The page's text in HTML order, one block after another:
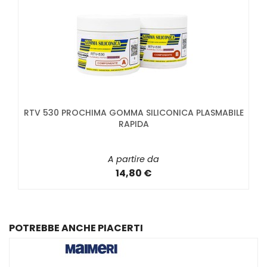
RTV 530 PROCHIMA GOMMA SILICONICA PLASMABILE
RAPIDA
A partire da
14,80 €
POTREBBE ANCHE PIACERTI